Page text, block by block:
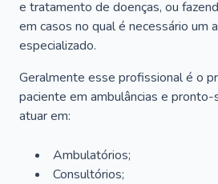
e tratamento de doenças, ou
em casos no qual é necessário um
especializado.
Geralmente esse profissional é o
paciente em ambulâncias e
atuar em:
Ambulatórios;
Consultórios;